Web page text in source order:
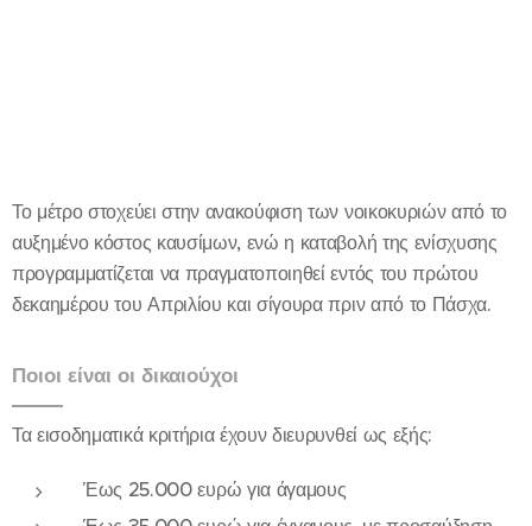
Το μέτρο στοχεύει στην ανακούφιση των νοικοκυριών από το
αυξημένο κόστος καυσίμων, ενώ η καταβολή της ενίσχυσης
προγραμματίζεται να πραγματοποιηθεί εντός του πρώτου
δεκαημέρου του Απριλίου και σίγουρα πριν από το Πάσχα.
Ποιοι είναι οι δικαιούχοι
Τα εισοδηματικά κριτήρια έχουν διευρυνθεί ως εξής:
Έως 25.000 ευρώ για άγαμους